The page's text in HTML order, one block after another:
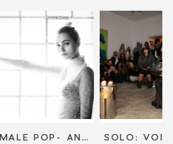
FEMALE POP- AND JAZZ-SINGER WITH PIANO/FULL BAND